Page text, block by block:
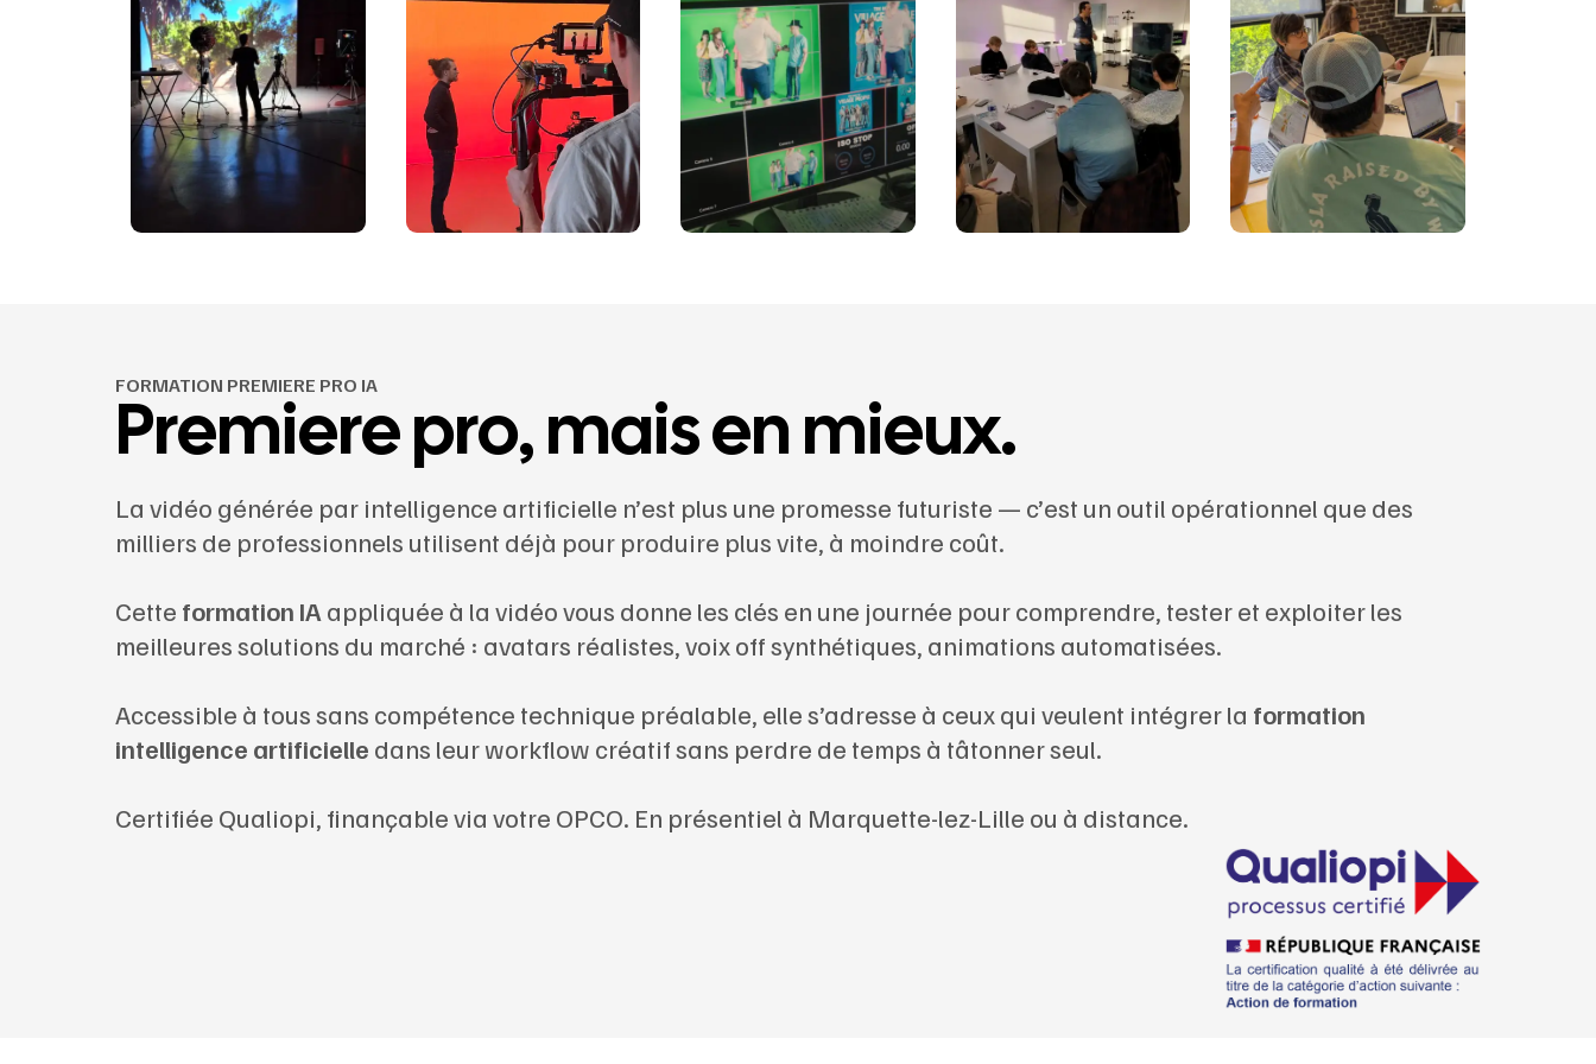
FORMATION PREMIERE PRO IA
Premiere pro, mais en mieux.
La vidéo générée par intelligence artificielle n’est plus une promesse futuriste — c’est un outil opérationnel que des
milliers de professionnels utilisent déjà pour produire plus vite, à moindre coût.
Cette formation IA appliquée à la vidéo vous donne les clés en une journée pour comprendre, tester et exploiter les
meilleures solutions du marché : avatars réalistes, voix off synthétiques, animations automatisées.
Accessible à tous sans compétence technique préalable, elle s’adresse à ceux qui veulent intégrer la formation
intelligence artificielle dans leur workflow créatif sans perdre de temps à tâtonner seul.
Certifiée Qualiopi, finançable via votre OPCO. En présentiel à Marquette-lez-Lille ou à distance.